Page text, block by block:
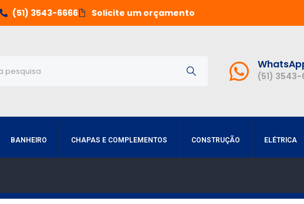
(51) 3543-6666 Solicite um orçamento
(51) 3543-
BANHEIRO CHAPAS E COMPLEMENTOS CONSTRUÇÃO ELÉTRICA